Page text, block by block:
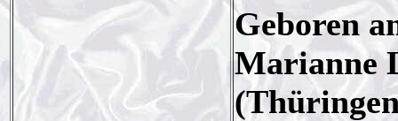
Geboren
Marianne